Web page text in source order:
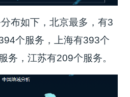
布如下，北京最多，有3
个服务，上海有393个
务，江苏有209个服务。